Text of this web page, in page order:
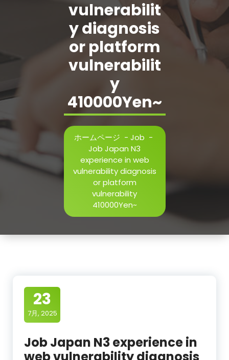
vulnerabilit
y diagnosis
or platform
vulnerabilit
y
410000Yen~
ホームページ - Job -
Job Japan N3
experience in web
vulnerability diagnosis
or platform
vulnerability
410000Yen~
23
7月, 2025
Job Japan N3 experience in